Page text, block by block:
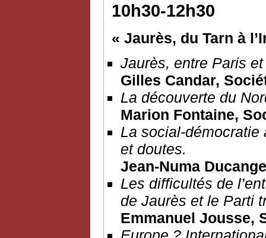
10h30-12h30
« Jaurès, du Tarn à
Jaurès, entre Paris
Gilles Candar,
La découverte du
Marion Fontaine,
La social-
et doutes.
Jean-Numa
Les difficultés de
de Jaurès et le Parti
Emmanuel Jousse,